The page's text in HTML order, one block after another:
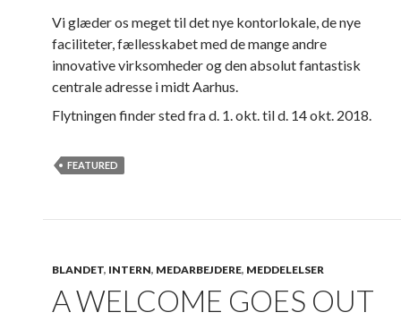
Vi glæder os meget til det nye kontorlokale, de nye
faciliteter, fællesskabet med de mange andre
innovative virksomheder og den absolut fantastisk
centrale adresse i midt Aarhus.
Flytningen finder sted fra d. 1. okt. til d. 14 okt. 2018.
FEATURED
BLANDET, INTERN, MEDARBEJDERE, MEDDELELSER
A WELCOME GOES OUT